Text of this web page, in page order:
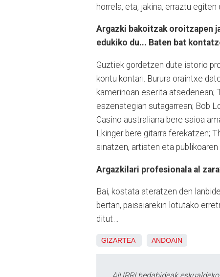
horrela, eta, jakina, erraztu
Argazki bakoitzak oroitzapen
edukiko du... Baten bat
Guztiek gordetzen dute istorio
kontu kontari. Burura oraintxe
kamerinoan eserita
eszenategian sutagarrean; Bob
Casino australiarra bere saioa
Lkinger bere gitarra ferekatzen;
sinatzen, artisten eta
Argazkilari profesionala al
Bai, kostata ateratzen den
bertan, paisaiarekin lotutako
ditut…
GIZARTEA ANDOAIN